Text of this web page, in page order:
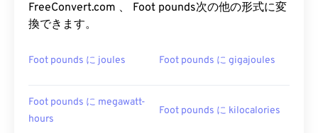
FreeConvert.com 、 Foot pounds次の他の形式に変
換できます。
Foot pounds に joules Foot pounds に gigajoules
Foot pounds に megawatt-
hours
Foot pounds に kilocalories